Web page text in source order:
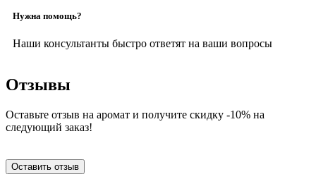
Нужна помощь?
Наши консультанты быстро ответят на ваши вопросы
Отзывы
Оставьте отзыв на аромат и получите скидку -10% на
следующий заказ!
Оставить отзыв